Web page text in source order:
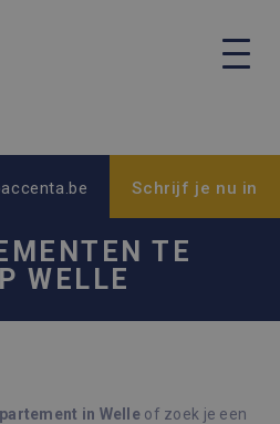
Schrijf je nu in
TE
WELLE
in Welle of zoek je een